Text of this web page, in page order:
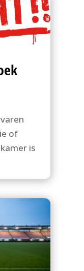
of
is